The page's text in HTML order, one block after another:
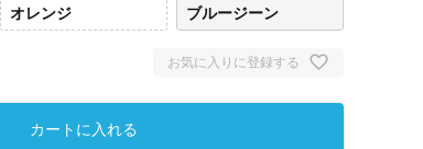
ト
ン
オレンジ ブルージーン
お気に入りに登録する
カートに入れる